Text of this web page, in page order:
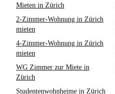
Mieten in Zürich
2-Zimmer-Wohnung in Zürich
mieten
4-Zimmer-Wohnung in Zürich
mieten
WG Zimmer zur Miete in
Zürich
Studentenwohnheime in Zürich